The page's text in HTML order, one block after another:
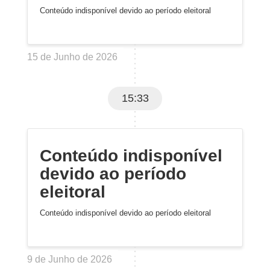
Conteúdo indisponível devido ao período eleitoral
15 de Junho de 2026
15:33
Conteúdo indisponível
devido ao período
eleitoral
Conteúdo indisponível devido ao período eleitoral
9 de Junho de 2026